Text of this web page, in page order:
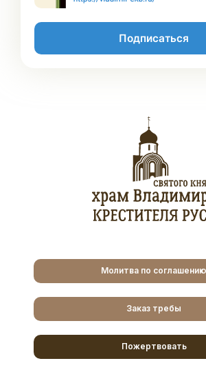
Подписаться
Молитва по соглашению
Заказ требы
Пожертвовать